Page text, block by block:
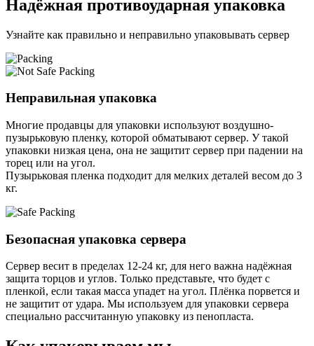
Надёжная противоударная упаковка
Узнайте как правильно и неправильно упаковывать сервер
Неправильная упаковка
Многие продавцы для упаковки используют воздушно-
пузырьковую пленку, которой обматывают сервер. У такой
упаковки низкая цена, она не защитит сервер при падении на
торец или на угол.
Пузырьковая пленка подходит для мелких деталей весом до 3
кг.
Безопасная упаковка сервера
Сервер весит в пределах 12-24 кг, для него важна надёжная
защита торцов и углов. Только представьте, что будет с
пленкой, если такая масса упадет на угол. Плёнка порвется и
не защитит от удара. Мы используем для упаковки сервера
специально расcчитанную упаковку из пенопласта.